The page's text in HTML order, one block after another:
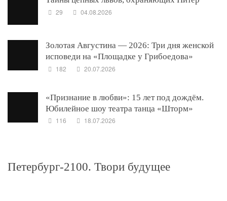
29 04.08.2026
Золотая Августина — 2026: Три дня женской
исповеди на «Площадке у Грибоедова»
182 20.07.2026
«Признание в любви»: 15 лет под дождём.
Юбилейное шоу театра танца «Шторм»
116 18.07.2026
Петербург-2100. Твори будущее